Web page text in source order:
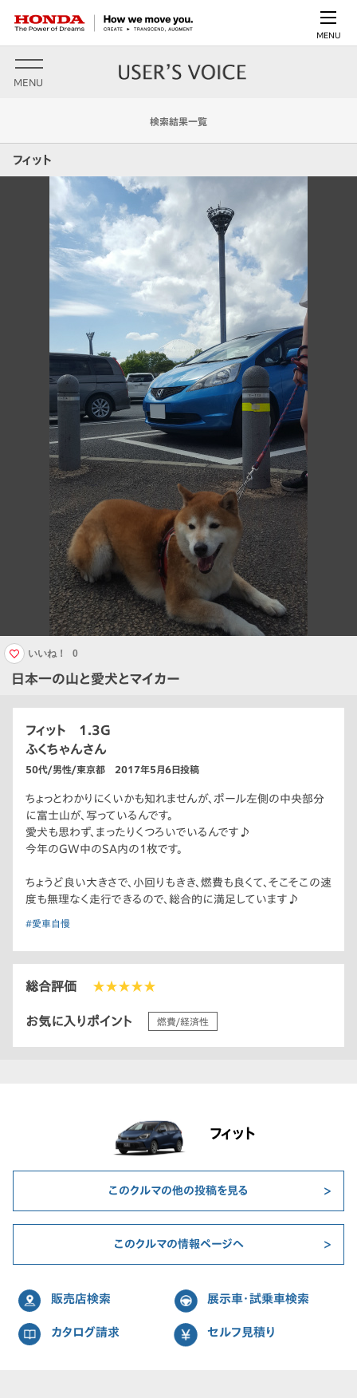
MENU
MENU
検索結果一覧
フィット
日本一の山と愛犬とマイカー
いいね！ 0
フィット 1.3G
ふくちゃんさん
50代/男性/東京都 2017年5月6日投稿
ちょっとわかりにくいかも知れませんが、ポール左側の中央部分
に富士山が、写っているんです。
愛犬も思わず、まったりくつろいでいるんです♪
今年のGW中のSA内の1枚です。
ちょうど良い大きさで、小回りもきき、燃費も良くて、そこそこの速
度も無理なく走行できるので、総合的に満足しています♪
#愛車自慢
総合評価 ★★★★★
お気に入りポイント 燃費/経済性
フィット
このクルマの他の投稿を見る
このクルマの情報ページへ
販売店検索 展示車・試乗車検索
カタログ請求 セルフ見積り